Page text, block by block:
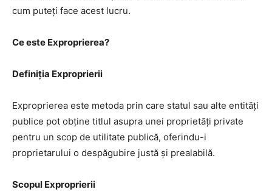
cum puteți face acest lucru.
Ce este Exproprierea?
Definiția Exproprierii
Exproprierea este metoda prin care statul sau alte entități
publice pot obține titlul asupra unei proprietăți private
pentru un scop de utilitate publică, oferindu-i
proprietarului o despăgubire justă și prealabilă.
Scopul Exproprierii